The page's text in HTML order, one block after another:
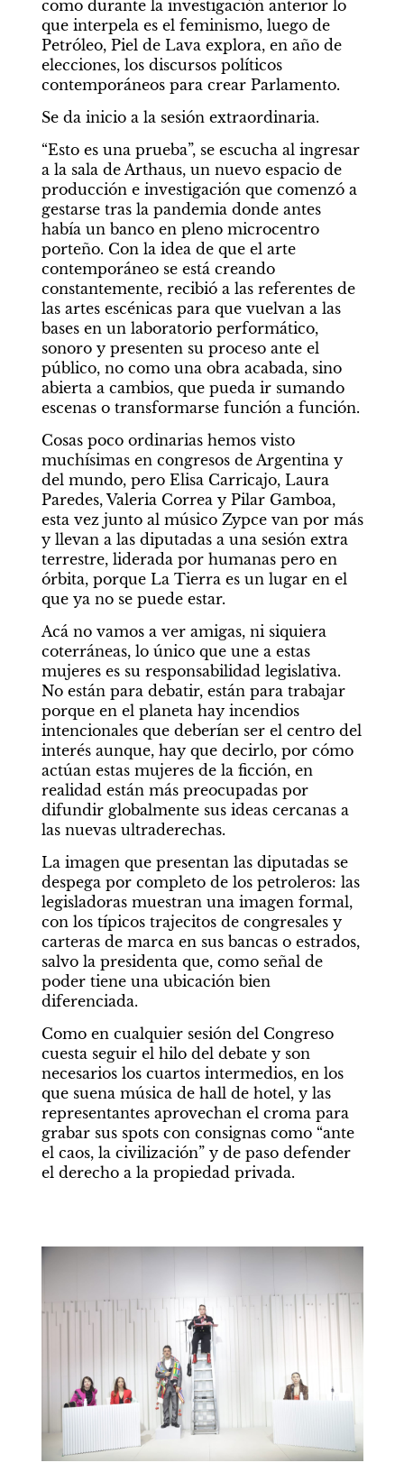
como durante la investigación anterior lo
que interpela es el feminismo, luego de
Petróleo, Piel de Lava explora, en año de
elecciones, los discursos políticos
contemporáneos para crear Parlamento.
Se da inicio a la sesión extraordinaria.
“Esto es una prueba”, se escucha al ingresar
a la sala de Arthaus, un nuevo espacio de
producción e investigación que comenzó a
gestarse tras la pandemia donde antes
había un banco en pleno microcentro
porteño. Con la idea de que el arte
contemporáneo se está creando
constantemente, recibió a las referentes de
las artes escénicas para que vuelvan a las
bases en un laboratorio performático,
sonoro y presenten su proceso ante el
público, no como una obra acabada, sino
abierta a cambios, que pueda ir sumando
escenas o transformarse función a función.
Cosas poco ordinarias hemos visto
muchísimas en congresos de Argentina y
del mundo, pero Elisa Carricajo, Laura
Paredes, Valeria Correa y Pilar Gamboa,
esta vez junto al músico Zypce van por más
y llevan a las diputadas a una sesión extra
terrestre, liderada por humanas pero en
órbita, porque La Tierra es un lugar en el
que ya no se puede estar.
Acá no vamos a ver amigas, ni siquiera
coterráneas, lo único que une a estas
mujeres es su responsabilidad legislativa.
No están para debatir, están para trabajar
porque en el planeta hay incendios
intencionales que deberían ser el centro del
interés aunque, hay que decirlo, por cómo
actúan estas mujeres de la ficción, en
realidad están más preocupadas por
difundir globalmente sus ideas cercanas a
las nuevas ultraderechas.
La imagen que presentan las diputadas se
despega por completo de los petroleros: las
legisladoras muestran una imagen formal,
con los típicos trajecitos de congresales y
carteras de marca en sus bancas o estrados,
salvo la presidenta que, como señal de
poder tiene una ubicación bien
diferenciada.
Como en cualquier sesión del Congreso
cuesta seguir el hilo del debate y son
necesarios los cuartos intermedios, en los
que suena música de hall de hotel, y las
representantes aprovechan el croma para
grabar sus spots con consignas como “ante
el caos, la civilización” y de paso defender
el derecho a la propiedad privada.